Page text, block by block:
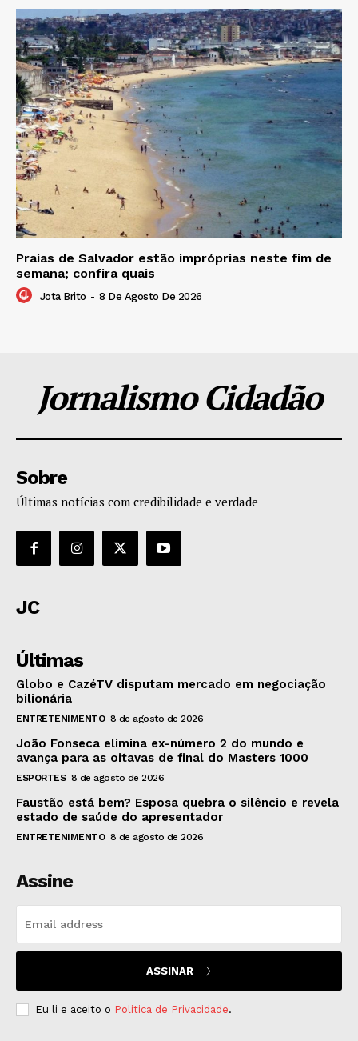
Praias de Salvador estão impróprias neste fim de
semana; confira quais
Jota Brito - 8 De Agosto De 2026
Jornalismo Cidadão
Sobre
Últimas notícias com credibilidade e verdade
JC
Últimas
Globo e CazéTV disputam mercado em negociação
bilionária
ENTRETENIMENTO 8 de agosto de 2026
João Fonseca elimina ex-número 2 do mundo e
avança para as oitavas de final do Masters 1000
ESPORTES 8 de agosto de 2026
Faustão está bem? Esposa quebra o silêncio e revela
estado de saúde do apresentador
ENTRETENIMENTO 8 de agosto de 2026
Assine
ASSINAR
Eu li e aceito o Politica de Privacidade.